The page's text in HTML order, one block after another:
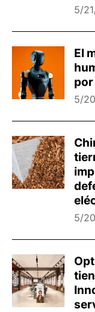
5/
El
por
5/
5/